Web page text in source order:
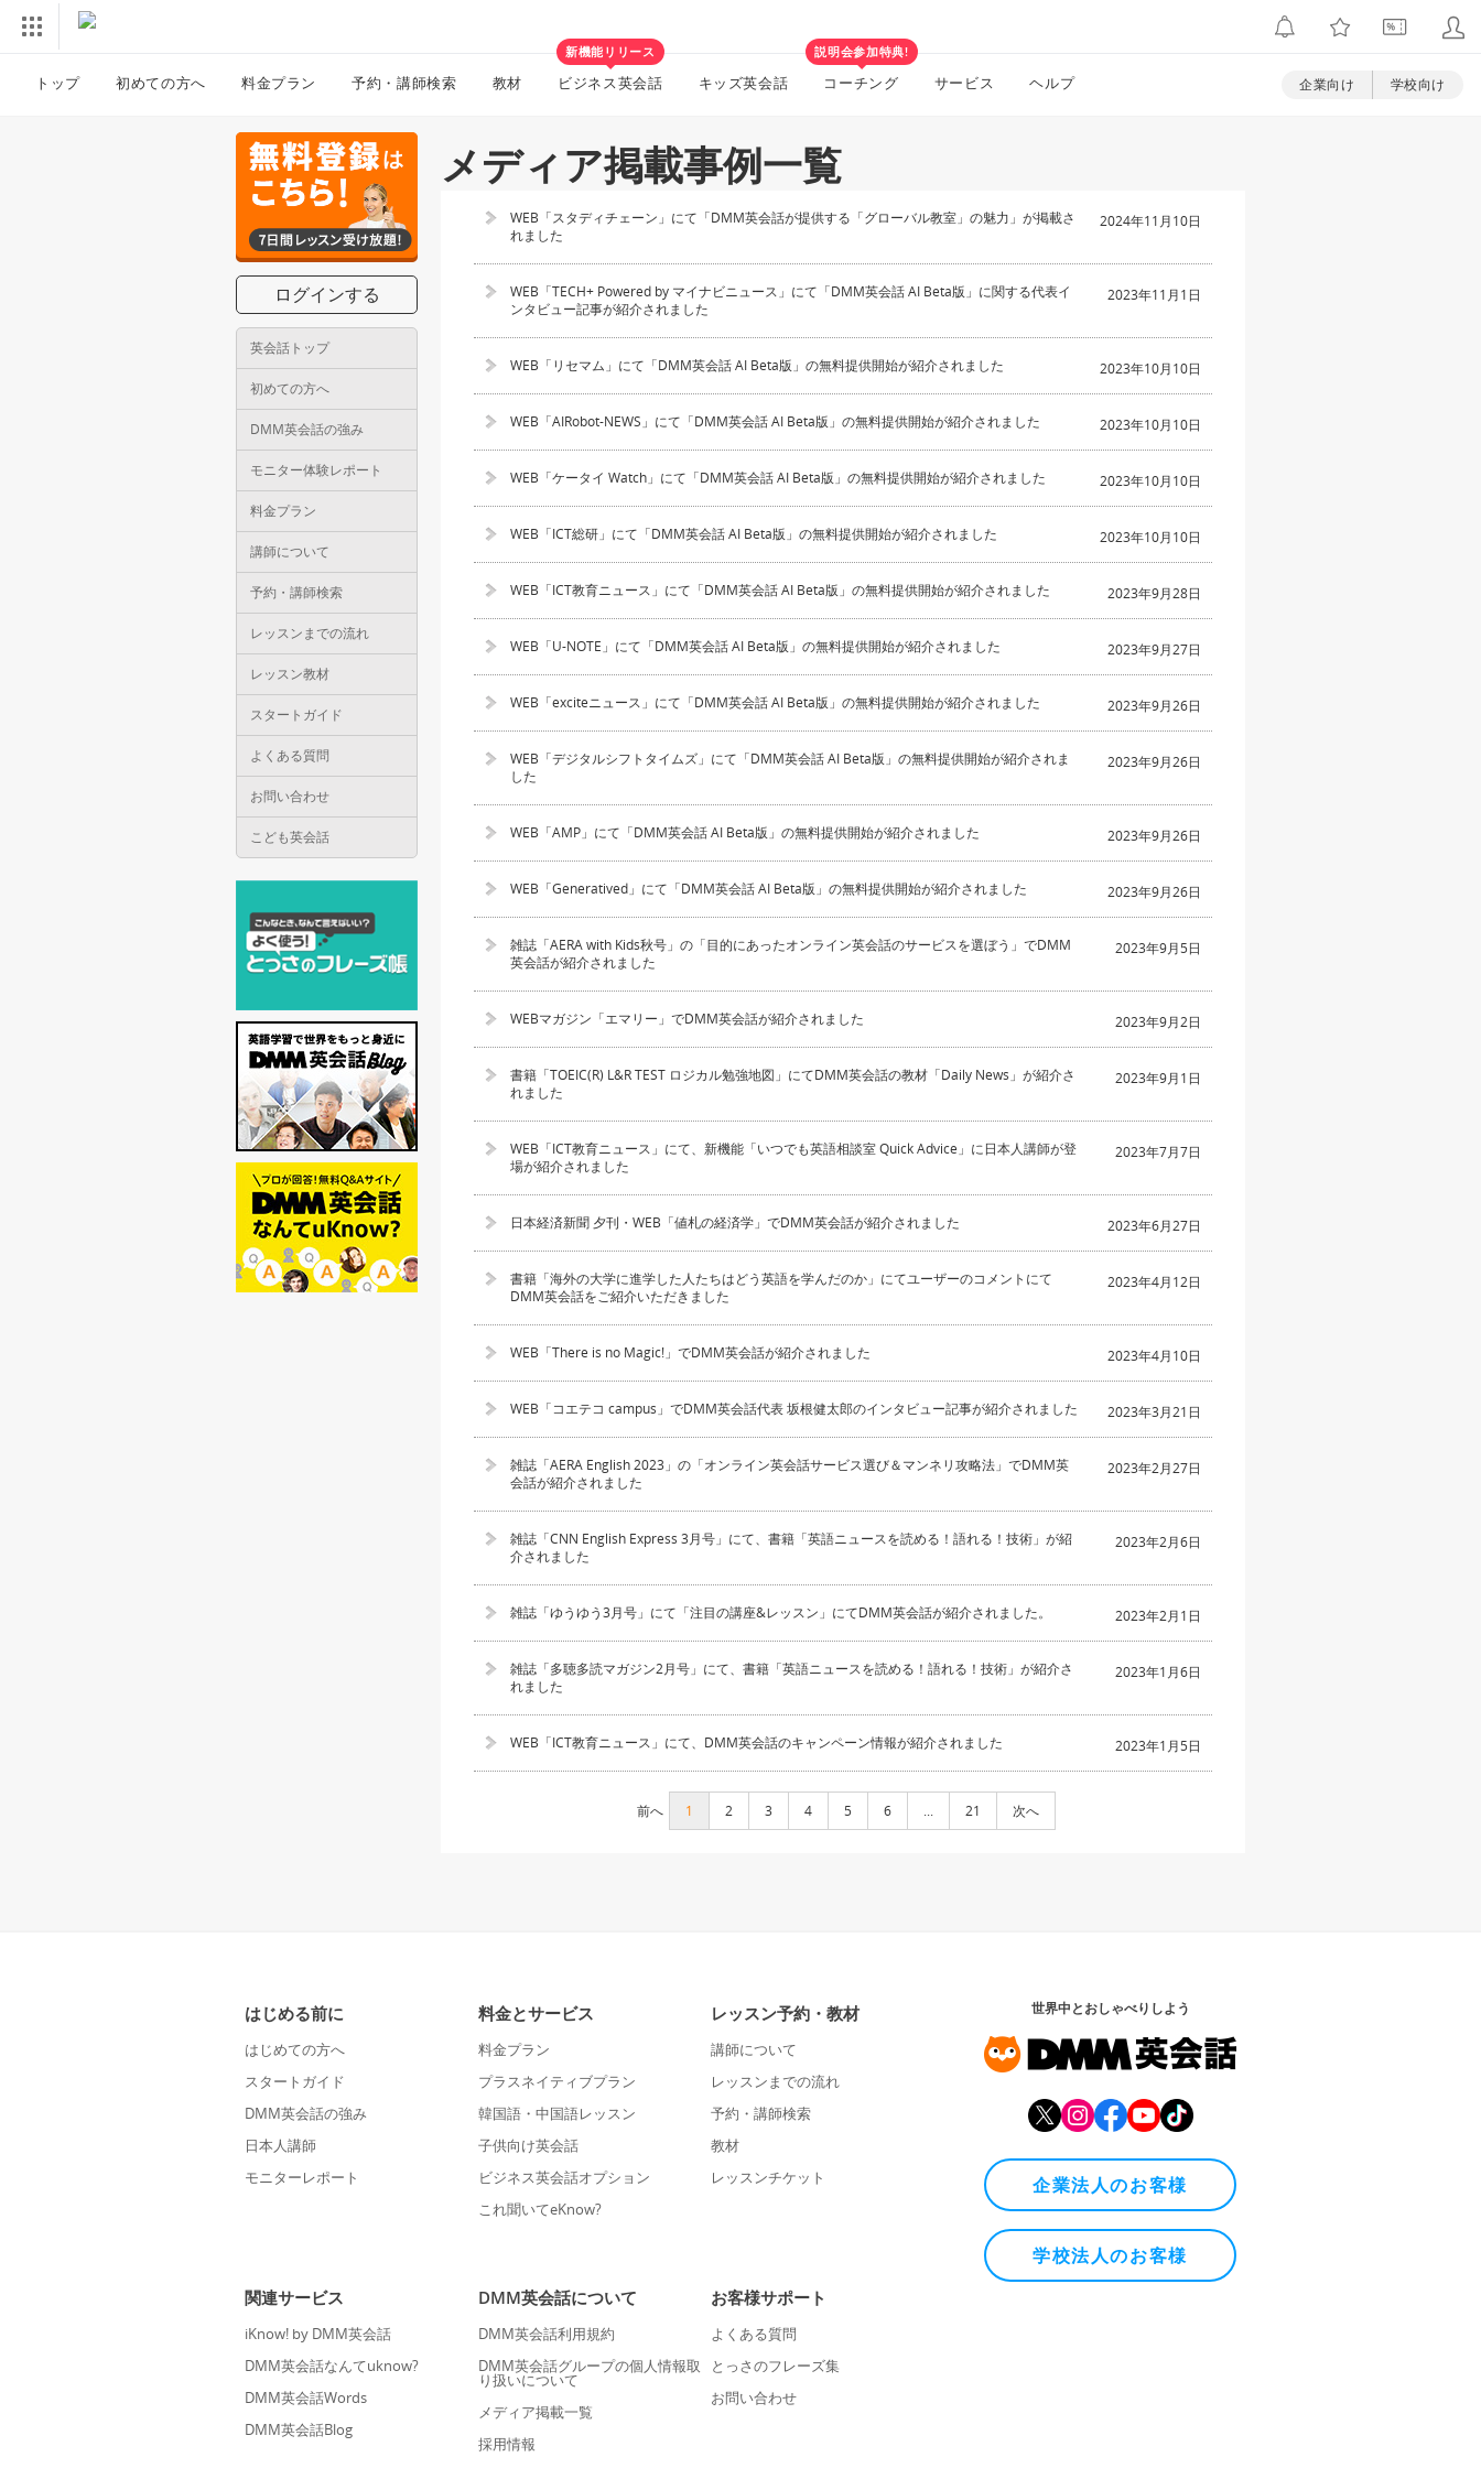
トップ 初めての方へ 料金プラン 予約・講師検索 教材
新機能リリース
ビジネス英会話 キッズ英会話
説明会参加特典!
コーチング サービス ヘルプ 企業向け 学校向け
ログインする
英会話トップ
初めての方へ
DMM英会話の強み
モニター体験レポート
料金プラン
講師について
予約・講師検索
レッスンまでの流れ
レッスン教材
スタートガイド
よくある質問
お問い合わせ
こども英会話
メディア掲載事例一覧
WEB「スタディチェーン」にて「DMM英会話が提供する「グローバル教室」の魅力」が掲載さ
れました
2024年11月10日
WEB「TECH+ Powered by マイナビニュース」にて「DMM英会話 AI Beta版」に関する代表イ
ンタビュー記事が紹介されました
2023年11月1日
WEB「リセマム」にて「DMM英会話 AI Beta版」の無料提供開始が紹介されました 2023年10月10日
WEB「AIRobot-NEWS」にて「DMM英会話 AI Beta版」の無料提供開始が紹介されました 2023年10月10日
WEB「ケータイ Watch」にて「DMM英会話 AI Beta版」の無料提供開始が紹介されました 2023年10月10日
WEB「ICT総研」にて「DMM英会話 AI Beta版」の無料提供開始が紹介されました 2023年10月10日
WEB「ICT教育ニュース」にて「DMM英会話 AI Beta版」の無料提供開始が紹介されました 2023年9月28日
WEB「U-NOTE」にて「DMM英会話 AI Beta版」の無料提供開始が紹介されました 2023年9月27日
WEB「exciteニュース」にて「DMM英会話 AI Beta版」の無料提供開始が紹介されました 2023年9月26日
WEB「デジタルシフトタイムズ」にて「DMM英会話 AI Beta版」の無料提供開始が紹介されま
した
2023年9月26日
WEB「AMP」にて「DMM英会話 AI Beta版」の無料提供開始が紹介されました 2023年9月26日
WEB「Generatived」にて「DMM英会話 AI Beta版」の無料提供開始が紹介されました 2023年9月26日
雑誌「AERA with Kids秋号」の「目的にあったオンライン英会話のサービスを選ぼう」でDMM
英会話が紹介されました
2023年9月5日
WEBマガジン「エマリー」でDMM英会話が紹介されました 2023年9月2日
書籍「TOEIC(R) L&R TEST ロジカル勉強地図」にてDMM英会話の教材「Daily News」が紹介さ
れました
2023年9月1日
WEB「ICT教育ニュース」にて、新機能「いつでも英語相談室 Quick Advice」に日本人講師が登
場が紹介されました
2023年7月7日
日本経済新聞 夕刊・WEB「値札の経済学」でDMM英会話が紹介されました 2023年6月27日
書籍「海外の大学に進学した人たちはどう英語を学んだのか」にてユーザーのコメントにて
DMM英会話をご紹介いただきました
2023年4月12日
WEB「There is no Magic!」でDMM英会話が紹介されました 2023年4月10日
WEB「コエテコ campus」でDMM英会話代表 坂根健太郎のインタビュー記事が紹介されました 2023年3月21日
雑誌「AERA English 2023」の「オンライン英会話サービス選び＆マンネリ攻略法」でDMM英
会話が紹介されました
2023年2月27日
雑誌「CNN English Express 3月号」にて、書籍「英語ニュースを読める！語れる！技術」が紹
介されました
2023年2月6日
雑誌「ゆうゆう3月号」にて「注目の講座&レッスン」にてDMM英会話が紹介されました。 2023年2月1日
雑誌「多聴多読マガジン2月号」にて、書籍「英語ニュースを読める！語れる！技術」が紹介さ
れました
2023年1月6日
WEB「ICT教育ニュース」にて、DMM英会話のキャンペーン情報が紹介されました 2023年1月5日
前へ 1 2 3 4 5 6 ... 21 次へ
はじめる前に
はじめての方へ
スタートガイド
DMM英会話の強み
日本人講師
モニターレポート
料金とサービス
料金プラン
プラスネイティブプラン
韓国語・中国語レッスン
子供向け英会話
ビジネス英会話オプション
これ聞いてeKnow?
レッスン予約・教材
講師について
レッスンまでの流れ
予約・講師検索
教材
レッスンチケット
関連サービス
iKnow! by DMM英会話
DMM英会話なんてuknow?
DMM英会話Words
DMM英会話Blog
DMM英会話について
DMM英会話利用規約
DMM英会話グループの個人情報取
り扱いについて
メディア掲載一覧
採用情報
お客様サポート
よくある質問
とっさのフレーズ集
お問い合わせ
世界中とおしゃべりしよう
企業法人のお客様
学校法人のお客様